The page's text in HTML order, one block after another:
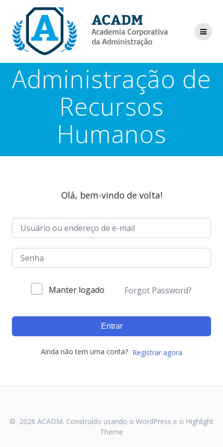
to
content
Administração de
Recursos
Humanos
Olá, bem-vindo de volta!
Manter logado Forgot Password?
Entrar
Ainda não tem uma conta? Registrar agora
© 2026 ACADM. Construído usando o WordPress e o Highlight
Theme